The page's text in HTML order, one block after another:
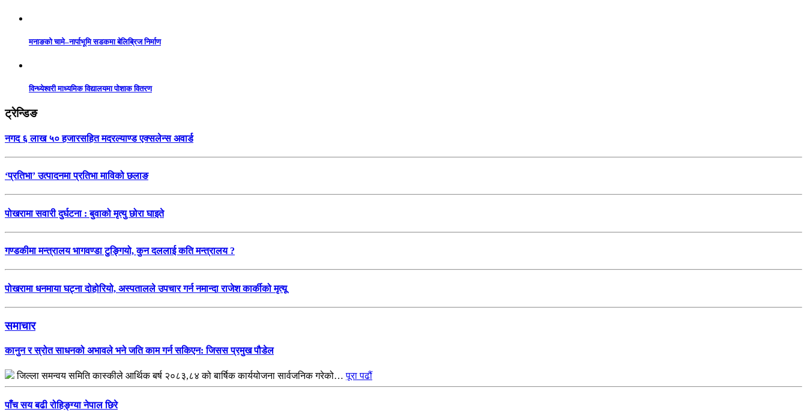
मनाङको चामे–नार्पाभूमि सडकमा बेलिब्रिज निर्माण
विन्ध्येश्वरी माध्यमिक विद्यालयमा पोशाक वितरण
ट्रेन्डिङ
नगद ६ लाख ५० हजारसहित मदरल्याण्ड एक्सलेन्स अवार्ड
‘प्रतिभा’ उत्पादनमा प्रतिभा माविको छलाङ
पोखरामा सवारी दुर्घटना : बुवाको मृत्यु छोरा घाइते
गण्डकीमा मन्त्रालय भागवण्डा टुङ्गियो, कुन दललाई कति मन्त्रालय ?
पोखरामा धनमाया घट्ना दोहोरियो, अस्पतालले उपचार गर्न नमान्दा राजेश कार्कीको मृत्यू
समाचार
कानुन र स्रोत साधनको अभावले भने जति काम गर्न सकिएन: जिसस प्रमुख पौडेल
जिल्ला समन्वय समिति कास्कीले आर्थिक बर्ष २०८३,८४ को बार्षिक कार्ययोजना सार्वजनिक गरेको…पूरा पढौं
पाँच सय बढी रोहिङ्ग्या नेपाल छिरे